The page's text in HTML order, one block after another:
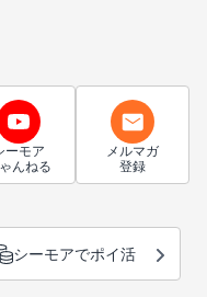
ーモア
んねる
メルマガ
登録
シーモアでポイ活